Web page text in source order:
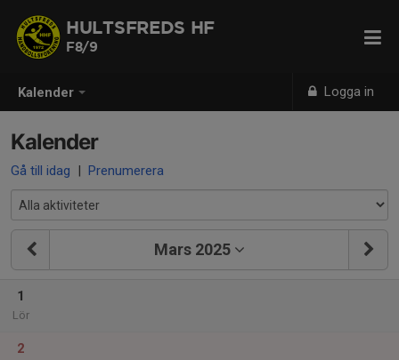
Kalender Logga in
HULTSFREDS HF
F8/9
Kalender
Gå till idag | Prenumerera
Mars 2025
1
Lör
2